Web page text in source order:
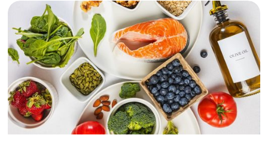
rara vez ofrecen el efecto deseado y que, en
algunos casos, dosis altas pueden incluso
aumentar el riesgo de ciertas enfermedades. En
este artículo explicamos cómo funcionan los
antioxidantes y por qué la alimentación aporta
mayores beneficios para la salud que los
suplementos.